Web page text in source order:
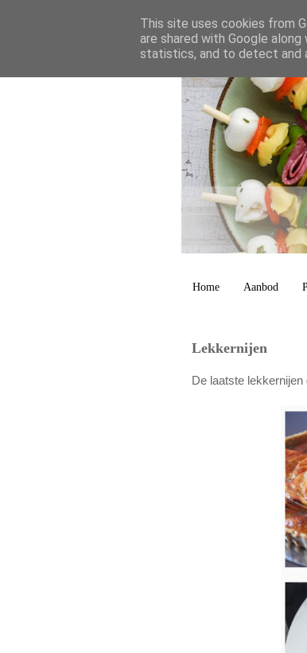
Home Aanbod
Lekkernijen
De laatste
This site uses cookies from
are shared with Google
statistics, and to detect and